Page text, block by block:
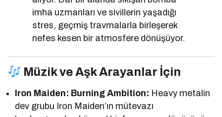
imha uzmanları ve sivillerin yaşadığı
stres, geçmiş travmalarla birleşerek
nefes kesen bir atmosfere dönüşüyor.
Müzik ve Aşk Arayanlar İçin
Iron Maiden: Burning Ambition: Heavy metalin
dev grubu Iron Maiden’ın mütevazı